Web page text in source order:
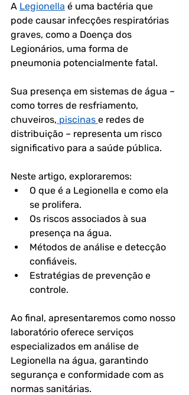
A Legionella é uma bactéria que
pode causar infecções respiratórias
graves, como a Doença dos
Legionários, uma forma de
pneumonia potencialmente fatal.
Sua presença em sistemas de água –
como torres de resfriamento,
chuveiros, piscinas e redes de
distribuição – representa um risco
significativo para a saúde pública.
Neste artigo, exploraremos:
O que é a Legionella e como ela
se prolifera.
Os riscos associados à sua
presença na água.
Métodos de análise e detecção
confiáveis.
Estratégias de prevenção e
controle.
Ao final, apresentaremos como nosso
laboratório oferece serviços
especializados em análise de
Legionella na água, garantindo
segurança e conformidade com as
normas sanitárias.